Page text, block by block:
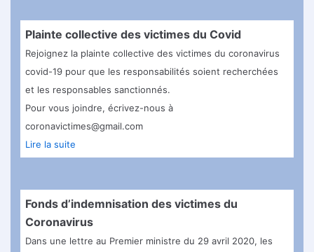
Plainte collective des victimes du Covid
Rejoignez la plainte collective des victimes du coronavirus
covid-19 pour que les responsabilités soient recherchées
et les responsables sanctionnés.
Pour vous joindre, écrivez-nous à
coronavictimes@gmail.com
Lire la suite
Fonds d’indemnisation des victimes du
Coronavirus
Dans une lettre au Premier ministre du 29 avril 2020, les